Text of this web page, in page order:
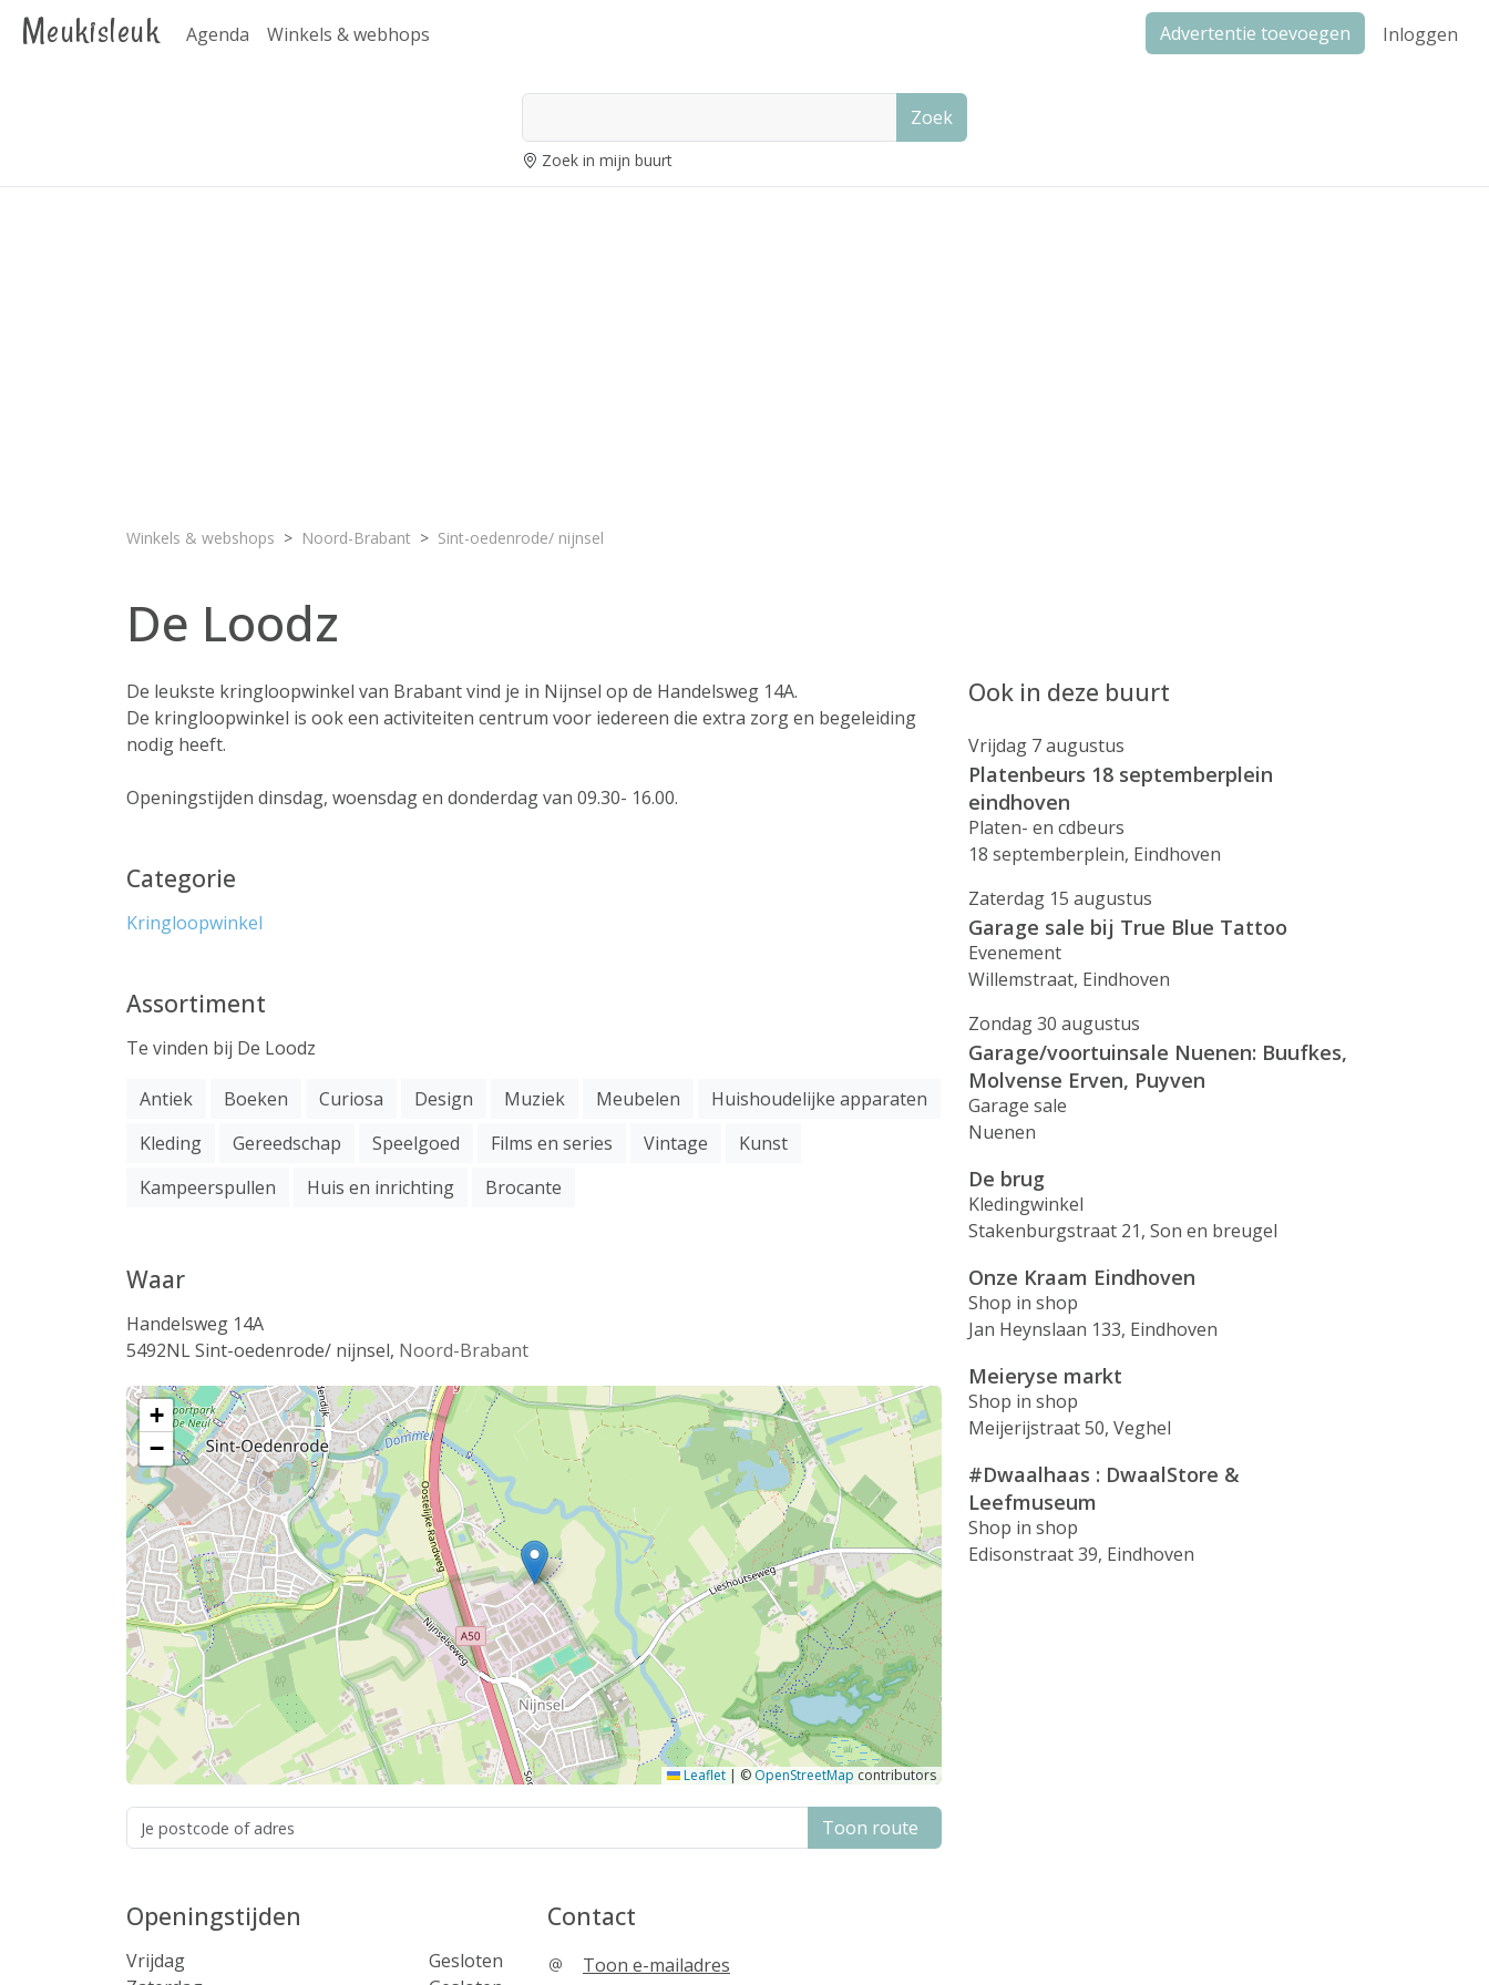
Meukisleuk Agenda Winkels & webhops Advertentie toevoegen Inloggen
Zoek
Zoek in mijn buurt
Winkels & webshops Noord-Brabant Sint-oedenrode/ nijnsel
De Loodz
De leukste kringloopwinkel van Brabant vind je in Nijnsel op de Handelsweg 14A.
De kringloopwinkel is ook een activiteiten centrum voor iedereen die extra zorg en begeleiding
nodig heeft.
Openingstijden dinsdag, woensdag en donderdag van 09.30- 16.00.
Categorie
Kringloopwinkel
Assortiment
Te vinden bij De Loodz
Antiek Boeken Curiosa Design Muziek Meubelen
Huishoudelijke apparaten
Kleding
Gereedschap Speelgoed Films en series Vintage
Kunst
Kampeerspullen
Huis en inrichting Brocante
Waar
Handelsweg 14A
5492NLSint-oedenrode/ nijnsel, Noord-Brabant
+
−
Leaflet | © OpenStreetMap contributors
Toon route
Openingstijden
Vrijdag
Gesloten
Contact
Toon e-mailadres
Ook in deze buurt
Vrijdag 7 augustus
Platenbeurs 18 septemberplein
eindhoven
Platen- en cdbeurs
18 septemberplein, Eindhoven
Zaterdag 15 augustus
Garage sale bij True Blue Tattoo
Evenement
Willemstraat, Eindhoven
Zondag 30 augustus
Garage/voortuinsale Nuenen: Buufkes,
Molvense Erven, Puyven
Garage sale
Nuenen
De brug
Kledingwinkel
Stakenburgstraat 21, Son en breugel
Onze Kraam Eindhoven
Shop in shop
Jan Heynslaan 133, Eindhoven
Meieryse markt
Shop in shop
Meijerijstraat 50, Veghel
#Dwaalhaas : DwaalStore &
Leefmuseum
Shop in shop
Edisonstraat 39, Eindhoven